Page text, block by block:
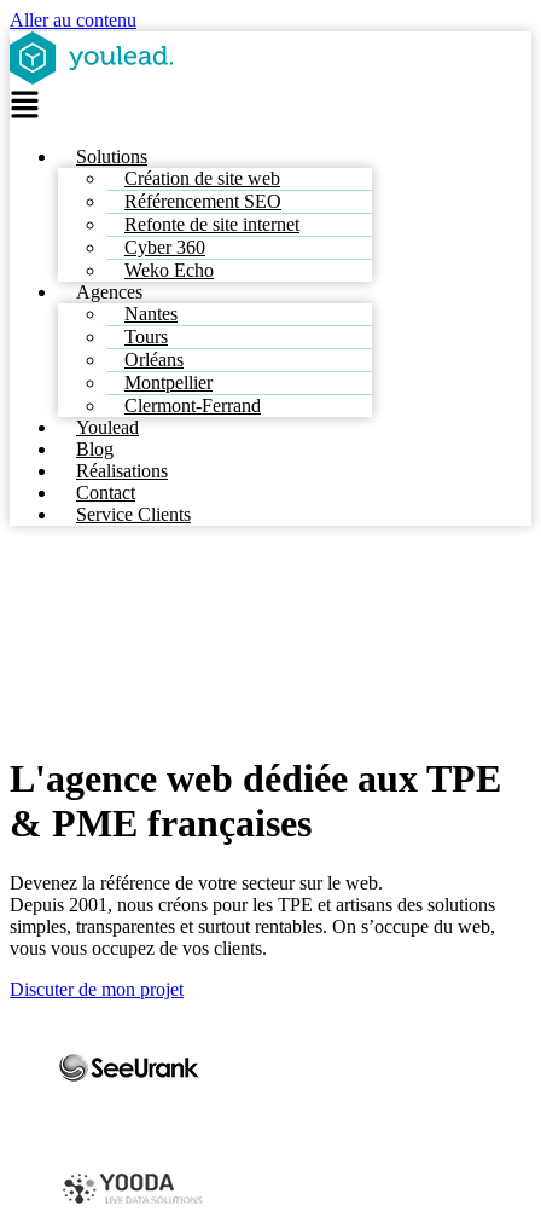
Aller au contenu
Solutions
Création de site web
Référencement SEO
Refonte de site internet
Cyber 360
Weko Echo
Agences
Nantes
Tours
Orléans
Montpellier
Clermont-Ferrand
Youlead
Blog
Réalisations
Contact
Service Clients
L'agence web dédiée aux TPE
& PME françaises
Devenez la référence de votre secteur sur le web.
Depuis 2001, nous créons pour les TPE et artisans des solutions
simples, transparentes et surtout rentables. On s’occupe du web,
vous vous occupez de vos clients.
Discuter de mon projet